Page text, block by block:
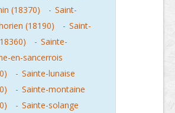
(18370)
- Saint-
(18190)
- Saint-
- Sainte-
en-sancerrois
- Sainte-lunaise
- Sainte-montaine
- Sainte-solange